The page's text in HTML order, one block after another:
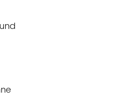
und